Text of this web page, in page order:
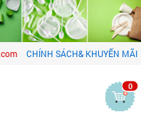
CHÍNH SÁCH& KHUYẾN MÃI
0